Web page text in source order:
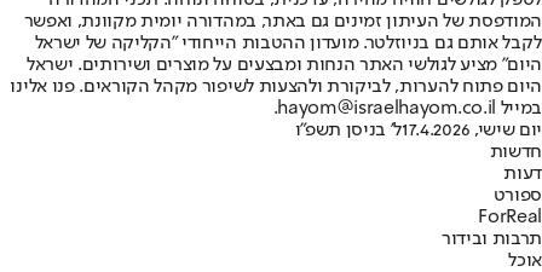
המודפסת של העיתון זמינים גם באתר, במהדורה יומית מקוונת, ואפשר
לקבל אותם גם בניוזלטר. מועדון ההטבות הייחודי "הקליקה של ישראל
היום" מציע לגולשי האתר הנחות ומבצעים על מוצרים ושירותים. ישראל
היום פתוח להערות, לביקורת ולהצעות לשיפור מקהל הקוראים. פנו אלינו
במייל hayom@israelhayom.co.il.
יום שישי, 17.4.2026
ל' בניסן תשפ"ו
חדשות
דעות
ספורט
ForReal
תרבות ובידור
אוכל